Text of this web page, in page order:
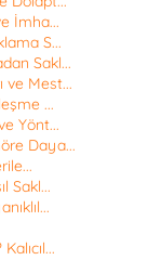
İmha...
S...
Sakl...
ve Mest...
...
Yönt...
Daya...
Sakl...